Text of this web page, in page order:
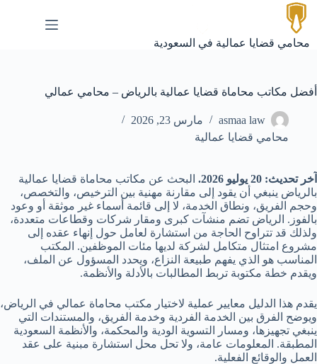
التجاوز
إلى
المحتوى
محامي قضايا عمالية في السعودية
أفضل مكاتب محاماة قضايا عمالية بالرياض – محامي عمالي
asmaa law
مارس 23, 2026
محامي قضايا عمالية
آخر تحديث: 20 يوليو 2026.
البحث عن مكاتب محاماة قضايا عمالية
بالرياض ينبغي أن يقود إلى مقارنة مهنية بين الترخيص، والتخصص،
وحجم الفريق، ونطاق الخدمة، لا إلى قائمة أسماء غير موثقة أو وعود
بالفوز. الرياض تضم منشآت كبرى ومقار شركات وقطاعات متعددة،
ولذلك قد تتراوح الحاجة من استشارة لعامل حول إنهاء عقده إلى
مشروع امتثال متكامل لشركة لديها مئات الموظفين. المكتب
المناسب هو الذي يفهم طبيعة النزاع، ويحدد المسؤول عن الملف،
ويقدم خطة مكتوبة تربط المطالبات بالأدلة والأنظمة.
يقدم هذا الدليل معايير عملية لاختيار مكتب محاماة عمالي في الرياض،
ويوضح الفرق بين الخدمة الفردية وخدمة الفريق، والمستندات التي
ينبغي تجهيزها، ومسار التسوية الودية والمحكمة، والأنظمة السعودية
المطبقة. المعلومات عامة، ولا تحل محل استشارة مبنية على عقد
العمل والوقائع الفعلية.